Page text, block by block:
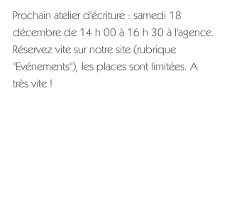
Prochain atelier d'écriture : samedi 18
décembre de 14 h 00 à 16 h 30 à l'agence.
Réservez vite sur notre site (rubrique
"Evénements"), les places sont limitées. A
très vite !